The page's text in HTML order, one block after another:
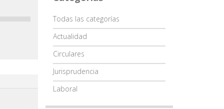
Categoría
Todas las categorías
Actualidad
Circulares
Jurisprudencia
Laboral